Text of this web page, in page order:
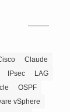
Claude
IPsec
LAG
OSPF
vSphere